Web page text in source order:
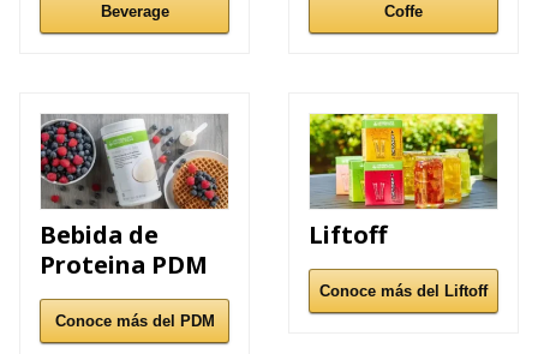
Beverage
Coffe
Bebida de
Proteina PDM
Conoce más del PDM
Liftoff
Conoce más del Liftoff